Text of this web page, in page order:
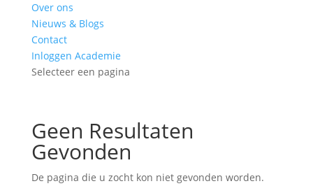
Over ons
Nieuws & Blogs
Contact
Inloggen Academie
Selecteer een pagina
Geen Resultaten
Gevonden
De pagina die u zocht kon niet gevonden worden.